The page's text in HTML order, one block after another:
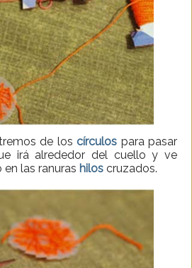
de los círculos para pasar
irá alrededor del cuello y ve
las ranuras hilos cruzados.